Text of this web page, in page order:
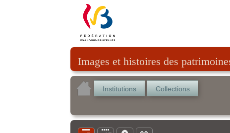
Images et histoires des
Institutions Collections